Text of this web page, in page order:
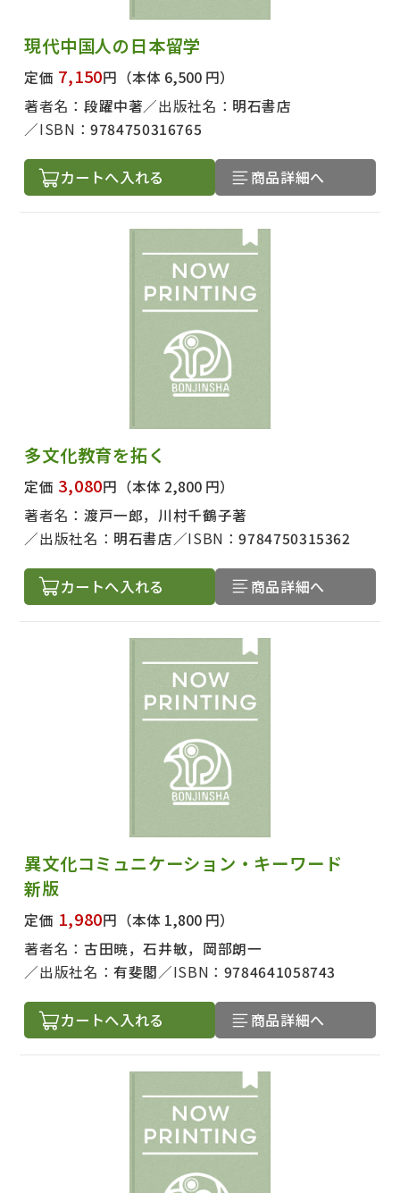
現代中国人の日本留学
定価 7,150円 （本体 6,500 円）
著者名： 段躍中著 出版社名： 明石書店
ISBN：9784750316765
カートへ入れる 商品詳細へ
多文化教育を拓く
定価 3,080円 （本体 2,800 円）
著者名： 渡戸一郎，川村千鶴子著
出版社名： 明石書店 ISBN：9784750315362
カートへ入れる 商品詳細へ
異文化コミュニケーション・キーワード
新版
定価 1,980円 （本体 1,800 円）
著者名： 古田暁，石井敏，岡部朗一
出版社名：有斐閣 ISBN： 9784641058743
カートへ入れる 商品詳細へ